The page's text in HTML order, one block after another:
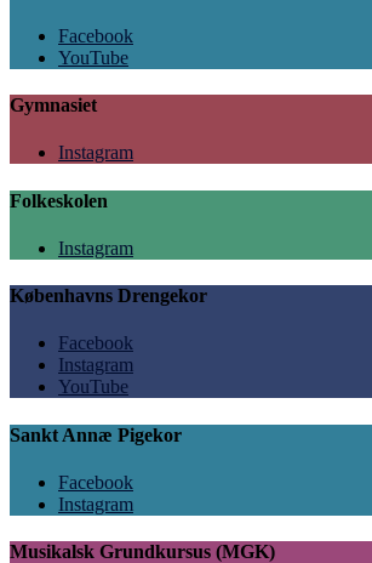
Facebook
YouTube
Gymnasiet
Instagram
Folkeskolen
Instagram
Københavns Drengekor
Facebook
Instagram
YouTube
Sankt Annæ Pigekor
Facebook
Instagram
Musikalsk Grundkursus (MGK)